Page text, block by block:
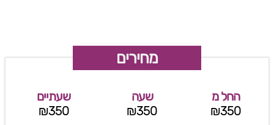
מחירים
החל מ
₪350
שעה
₪350
שעתיים
₪350